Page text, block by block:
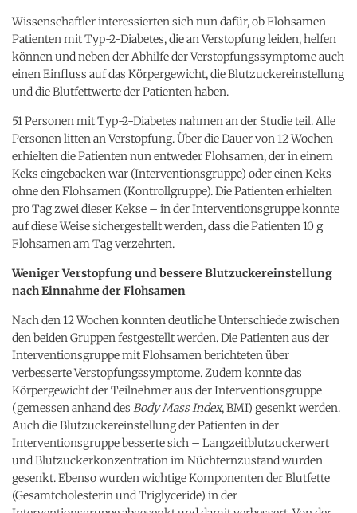
Wissenschaftler interessierten sich nun dafür, ob Flohsamen
Patienten mit Typ-2-Diabetes, die an Verstopfung leiden, helfen
können und neben der Abhilfe der Verstopfungssymptome auch
einen Einfluss auf das Körpergewicht, die Blutzuckereinstellung
und die Blutfettwerte der Patienten haben.
51 Personen mit Typ-2-Diabetes nahmen an der Studie teil. Alle
Personen litten an Verstopfung. Über die Dauer von 12 Wochen
erhielten die Patienten nun entweder Flohsamen, der in einem
Keks eingebacken war (Interventionsgruppe) oder einen Keks
ohne den Flohsamen (Kontrollgruppe). Die Patienten erhielten
pro Tag zwei dieser Kekse – in der Interventionsgruppe konnte
auf diese Weise sichergestellt werden, dass die Patienten 10 g
Flohsamen am Tag verzehrten.
Weniger Verstopfung und bessere Blutzuckereinstellung
nach Einnahme der Flohsamen
Nach den 12 Wochen konnten deutliche Unterschiede zwischen
den beiden Gruppen festgestellt werden. Die Patienten aus der
Interventionsgruppe mit Flohsamen berichteten über
verbesserte Verstopfungssymptome. Zudem konnte das
Körpergewicht der Teilnehmer aus der Interventionsgruppe
(gemessen anhand des Body Mass Index, BMI) gesenkt werden.
Auch die Blutzuckereinstellung der Patienten in der
Interventionsgruppe besserte sich – Langzeitblutzuckerwert
und Blutzuckerkonzentration im Nüchternzustand wurden
gesenkt. Ebenso wurden wichtige Komponenten der Blutfette
(Gesamtcholesterin und Triglyceride) in der